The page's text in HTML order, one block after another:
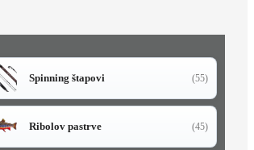
Spinning štapovi (55)
Ribolov pastrve (45)